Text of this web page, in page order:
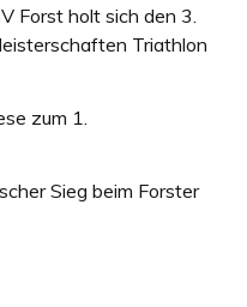
Forst holt sich den 3.
Triathlon
zum 1.
Sieg beim Forster